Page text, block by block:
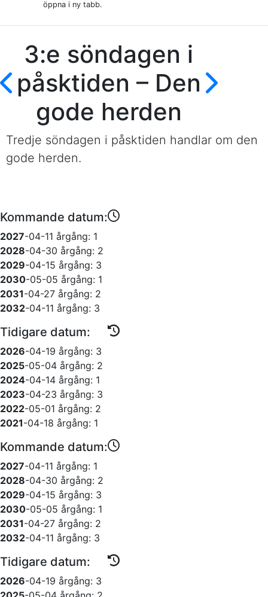
öppna i ny tabb.
3:e söndagen i
påsktiden – Den
gode herden
Tredje söndagen i påsktiden handlar om den
gode herden.
Kommande datum:
2027-04-11 årgång: 1
2028-04-30 årgång: 2
2029-04-15 årgång: 3
2030-05-05 årgång: 1
2031-04-27 årgång: 2
2032-04-11 årgång: 3
Tidigare datum:
2026-04-19 årgång: 3
2025-05-04 årgång: 2
2024-04-14 årgång: 1
2023-04-23 årgång: 3
2022-05-01 årgång: 2
2021-04-18 årgång: 1
Kommande datum:
2027-04-11 årgång: 1
2028-04-30 årgång: 2
2029-04-15 årgång: 3
2030-05-05 årgång: 1
2031-04-27 årgång: 2
2032-04-11 årgång: 3
Tidigare datum:
2026-04-19 årgång: 3